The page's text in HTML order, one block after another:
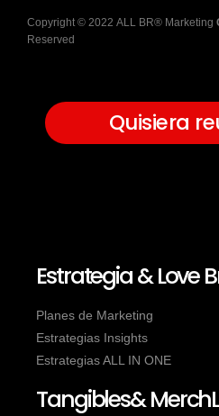
Copyright © 2022 ALL BR® Marketing
Reserved
Quisiera
Estrategia & Love
Planes de Marketing
Estrategias Insights
Estrategias ALL IN ONE
Tangibles&